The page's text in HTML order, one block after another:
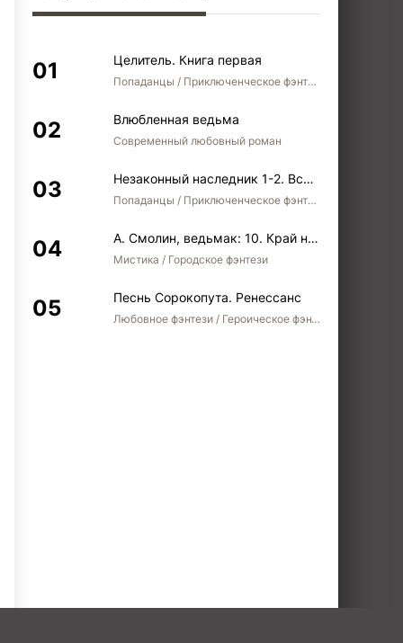
Целитель. Книга первая
Попаданцы / Приключенческое фэнтези / Боевое фэнтези
Влюбленная ведьма
Современный любовный роман
Незаконный наследник 1-2. Вспомнить, кем был. Стать собой. Остаться собой
Попаданцы / Приключенческое фэнтези / Боевое фэнтези / Юмористическое фэнтези
А. Смолин, ведьмак: 10. Край неба
Мистика / Городское фэнтези
Песнь Сорокопута. Ренессанс
Любовное фэнтези / Героическое фэнтези